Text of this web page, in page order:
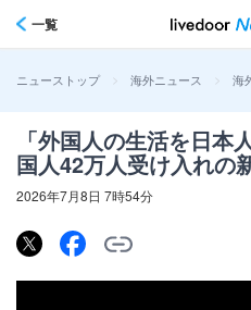
一覧
ニューストップ > 海外ニュース > 海
「外国人の生活を日本
国人42万人受け入れの
2026年7月8日 7時54分